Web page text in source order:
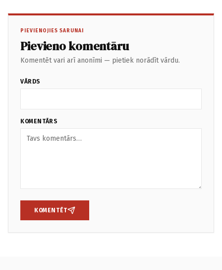
PIEVIENOJIES SARUNAI
Pievieno komentāru
Komentēt vari arī anonīmi — pietiek norādīt vārdu.
VĀRDS
KOMENTĀRS
KOMENTĒT